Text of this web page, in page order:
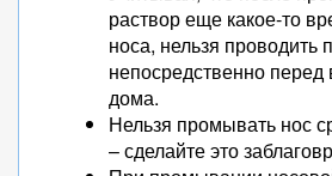
раствор еще какое-то
носа, нельзя проводить
непосредственно
дома.
Нельзя промывать нос
– сделайте это